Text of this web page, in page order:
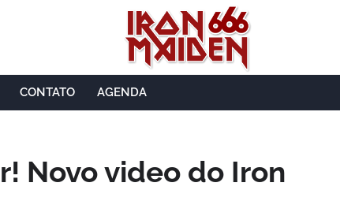
CONTATO AGENDA
Novo video do Iron